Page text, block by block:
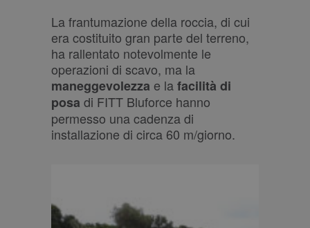
La frantumazione della roccia, di cui
era costituito gran parte del terreno,
ha rallentato notevolmente le
operazioni di scavo, ma la
maneggevolezza e la facilità di
posa di FITT Bluforce hanno
permesso una cadenza di
installazione di circa 60 m/giorno.